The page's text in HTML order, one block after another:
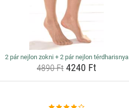
2 pár nejlon zokni + 2 pár nejlon térdharisnya
4890 Ft 4240 Ft